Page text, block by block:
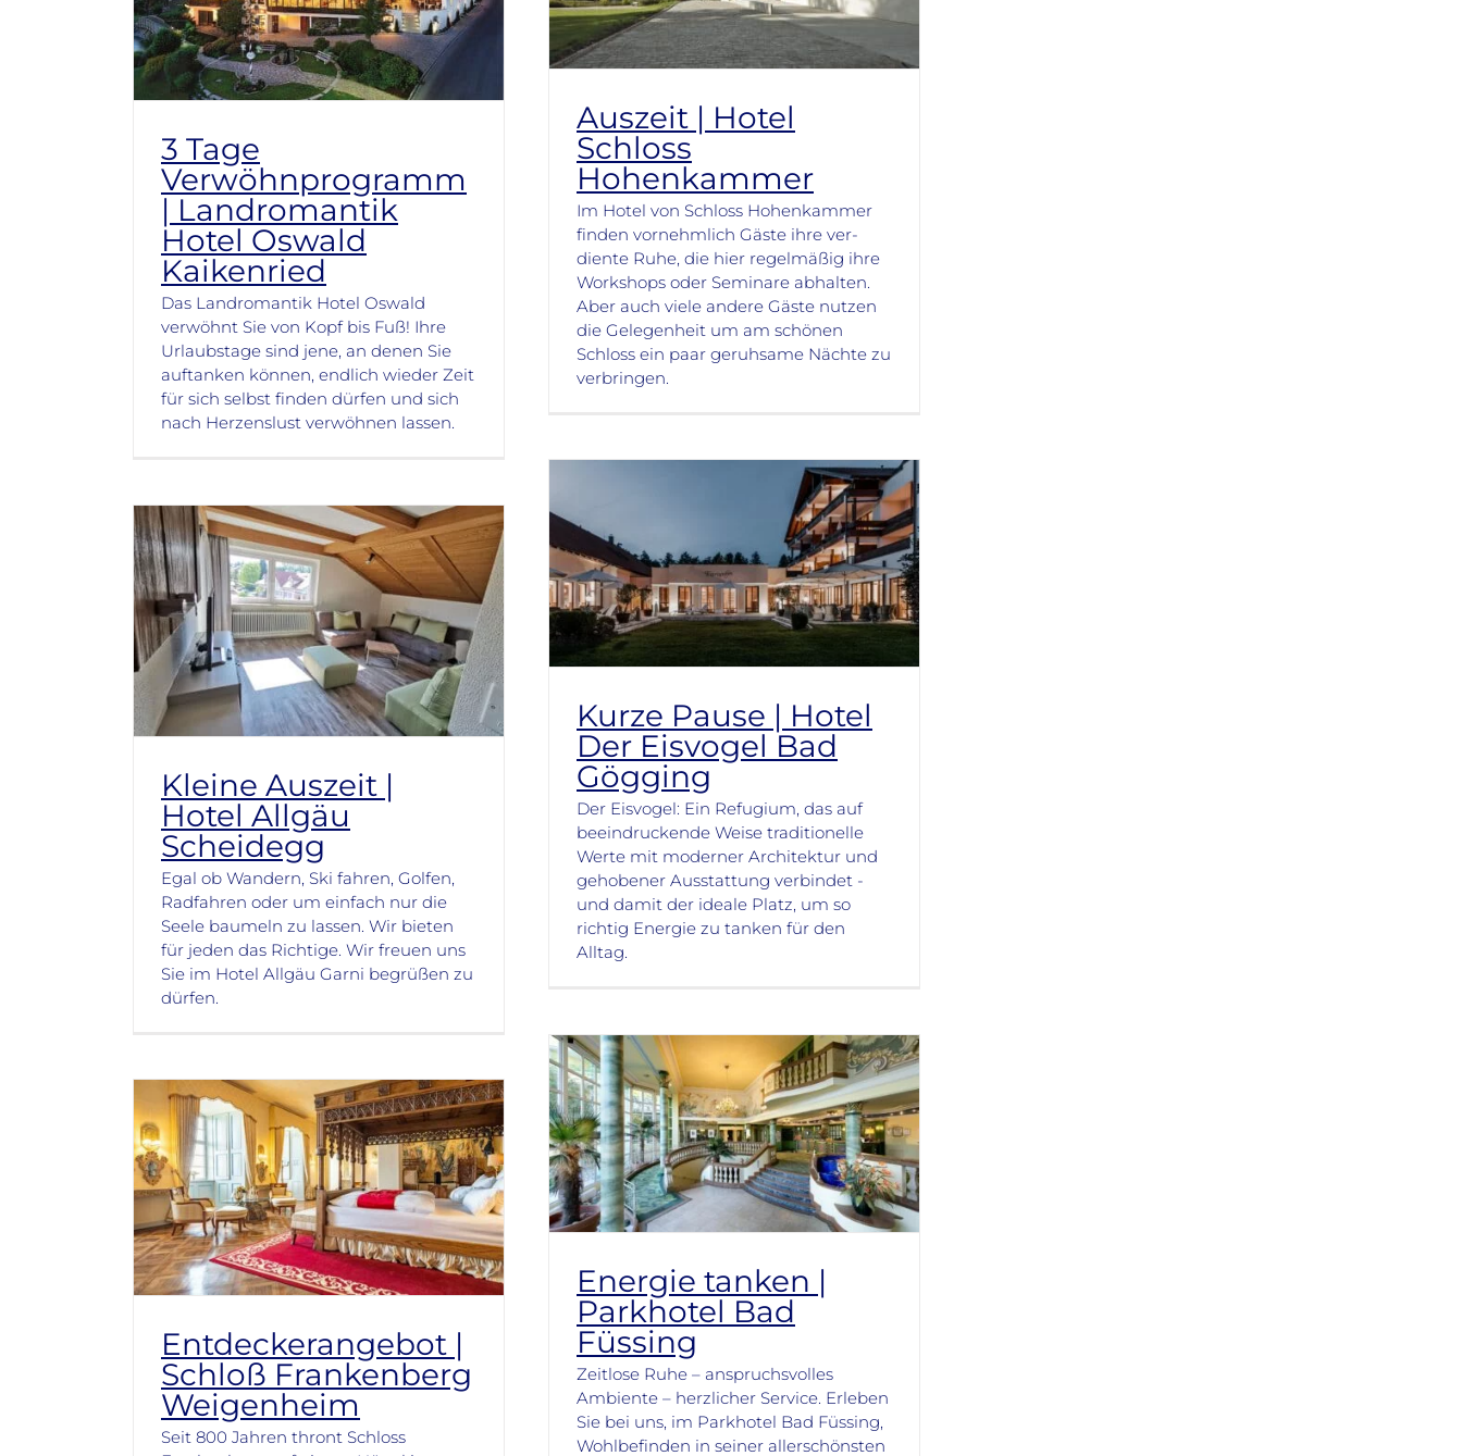
Auszeit | Hotel
Schloss
Hohenkammer
Im Hotel von Schloss Hohen­kam­mer
fin­den vor­nehm­lich Gäste ihre ver­
dien­te Ruhe, die hier regel­mä­ßig ihre
Work­shops oder Semi­nare abhal­ten.
Aber auch viele andere Gäste nut­zen
die Gele­gen­heit um am schön­en
Schloss ein paar geruh­same Nächte zu
ver­brin­gen.
3 Tage
Verwöhnprogramm
| Landromantik
Hotel Oswald
Kaikenried
Das Landromantik Hotel Oswald
verwöhnt Sie von Kopf bis Fuß! Ihre
Urlaubstage sind jene, an denen Sie
auftanken können, endlich wieder Zeit
für sich selbst finden dürfen und sich
nach Herzenslust verwöhnen lassen.
Kurze Pause | Hotel
Der Eisvogel Bad
Gögging
Der Eisvogel: Ein Refugium, das auf
beeindruckende Weise traditionelle
Werte mit moderner Architektur und
gehobener Ausstattung verbindet -
und damit der ideale Platz, um so
richtig Energie zu tanken für den
Alltag.
Kleine Auszeit |
Hotel Allgäu
Scheidegg
Egal ob Wandern, Ski fahren, Golfen,
Radfahren oder um einfach nur die
Seele baumeln zu lassen. Wir bieten
für jeden das Richtige. Wir freuen uns
Sie im Hotel Allgäu Garni begrüßen zu
dürfen.
Energie tanken |
Parkhotel Bad
Füssing
Zeitlose Ruhe – anspruchsvolles
Ambiente – herzlicher Service. Erleben
Sie bei uns, im Parkhotel Bad Füssing,
Wohlbefinden in seiner allerschönsten
Entdeckerangebot |
Schloß Frankenberg
Weigenheim
Seit 800 Jahren thront Schloss